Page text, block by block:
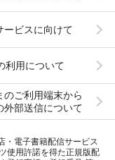
ービスに向けて
利用について
のご利用端末から
外部送信について
・電子書籍配信サービス
使用許諾を得た正規版配